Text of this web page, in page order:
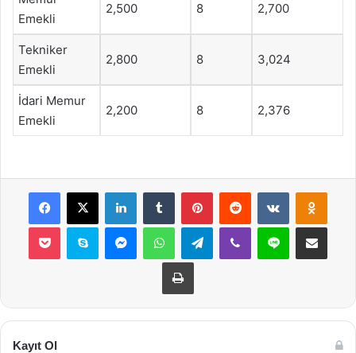
Emekli
2,500 8 2,700
Tekniker
Emekli
2,800 8 3,024
İdari Memur
Emekli
2,200 8 2,376
Facebook
X LinkedInTumblr PinterestReddit VKontakte
Pocket Skype MessengerWhatsAppTelegramViber Line E-Posta ile
Yazdır
Kayıt Ol